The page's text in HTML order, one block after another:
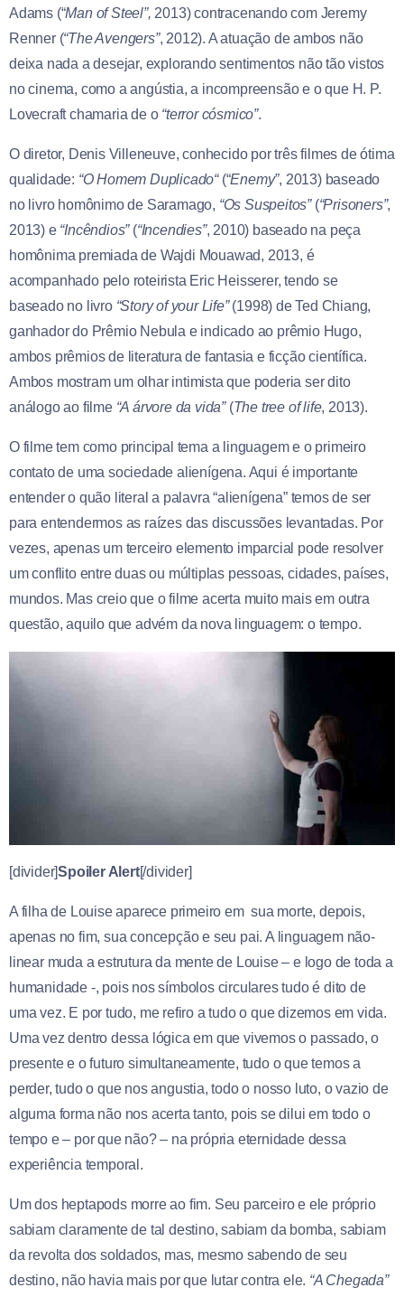
Adams (“Man of Steel”, 2013) contracenando com Jeremy
Renner (“The Avengers”, 2012). A atuação de ambos não
deixa nada a desejar, explorando sentimentos não tão vistos
no cinema, como a angústia, a incompreensão e o que H. P.
Lovecraft chamaria de o “terror cósmico”.
O diretor, Denis Villeneuve, conhecido por três filmes de ótima
qualidade: “O Homem Duplicado“(“Enemy”, 2013) baseado
no livro homônimo de Saramago, “Os Suspeitos”(“Prisoners”,
2013) e “Incêndios”(“Incendies”, 2010) baseado na peça
homônima premiada de Wajdi Mouawad, 2013, é
acompanhado pelo roteirista Eric Heisserer, tendo se
baseado no livro “Story of your Life”(1998) de Ted Chiang,
ganhador do Prêmio Nebula e indicado ao prêmio Hugo,
ambos prêmios de literatura de fantasia e ficção científica.
Ambos mostram um olhar intimista que poderia ser dito
análogo ao filme “A árvore da vida”(The tree of life, 2013).
O filme tem como principal tema a linguagem e o primeiro
contato de uma sociedade alienígena. Aqui é importante
entender o quão literal a palavra “alienígena” temos de ser
para entendermos as raízes das discussões levantadas. Por
vezes, apenas um terceiro elemento imparcial pode resolver
um conflito entre duas ou múltiplas pessoas, cidades, países,
mundos. Mas creio que o filme acerta muito mais em outra
questão, aquilo que advém da nova linguagem: o tempo.
[divider]Spoiler Alert[/divider]
A filha de Louise aparece primeiro em sua morte, depois,
apenas no fim, sua concepção e seu pai. A linguagem não-
linear muda a estrutura da mente de Louise – e logo de toda a
humanidade -, pois nos símbolos circulares tudo é dito de
uma vez. E por tudo, me refiro a tudo o que dizemos em vida.
Uma vez dentro dessa lógica em que vivemos o passado, o
presente e o futuro simultaneamente, tudo o que temos a
perder, tudo o que nos angustia, todo o nosso luto, o vazio de
alguma forma não nos acerta tanto, pois se dilui em todo o
tempo e – por que não? – na própria eternidade dessa
experiência temporal.
Um dos heptapods morre ao fim. Seu parceiro e ele próprio
sabiam claramente de tal destino, sabiam da bomba, sabiam
da revolta dos soldados, mas, mesmo sabendo de seu
destino, não havia mais por que lutar contra ele. “A Chegada”